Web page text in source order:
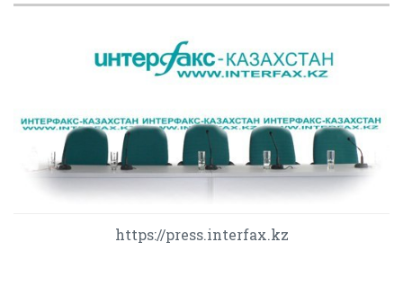
https://press.interfax.kz